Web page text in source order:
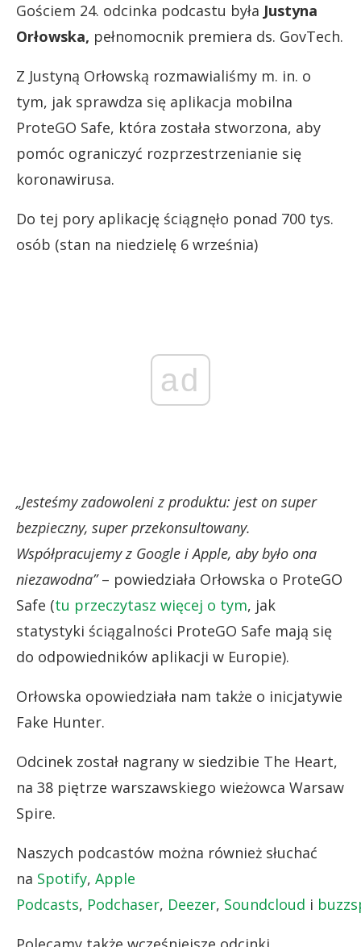
Gościem 24. odcinka podcastu była Justyna
Orłowska, pełnomocnik premiera ds. GovTech.
Z Justyną Orłowską rozmawialiśmy m. in. o
tym, jak sprawdza się aplikacja mobilna
ProteGO Safe, która została stworzona, aby
pomóc ograniczyć rozprzestrzenianie się
koronawirusa.
Do tej pory aplikację ściągnęło ponad 700 tys.
osób (stan na niedzielę 6 września)
ad
„Jesteśmy zadowoleni z produktu: jest on super
bezpieczny, super przekonsultowany.
Współpracujemy z Google i Apple, aby było ona
niezawodna”– powiedziała Orłowska o ProteGO
Safe (tu przeczytasz więcej o tym, jak
statystyki ściągalności ProteGO Safe mają się
do odpowiedników aplikacji w Europie).
Orłowska opowiedziała nam także o inicjatywie
Fake Hunter.
Odcinek został nagrany w siedzibie The Heart,
na 38 piętrze warszawskiego wieżowca Warsaw
Spire.
Naszych podcastów można również słuchać
na Spotify, Apple
Podcasts, Podchaser, Deezer, Soundcloud i